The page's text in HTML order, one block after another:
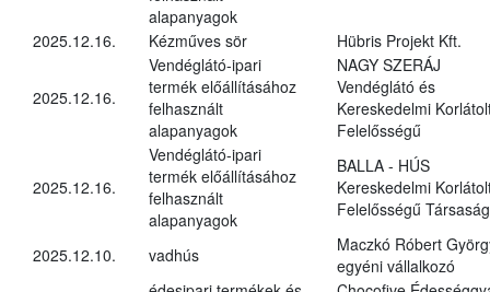
alapanyagok
2025.12.16. Kézműves sör Hübris Projekt Kft.
2025.12.16.
Vendéglátó-ipari
termék előállításához
felhasznált
alapanyagok
NAGY SZERÁJ
Vendéglátó és
Kereskedelmi
Felelősségű
2025.12.16.
Vendéglátó-ipari
termék előállításához
felhasznált
alapanyagok
BALLA - HÚS
Kereskedelmi
Felelősségű Társaság
2025.12.10. vadhús
Maczkó Róbert
egyéni vállalkozó